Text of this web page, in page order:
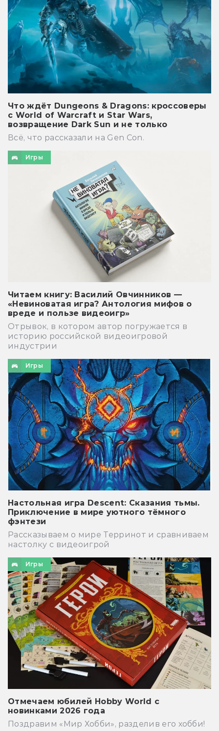
Что ждёт Dungeons & Dragons: кроссоверы
с World of Warcraft и Star Wars,
возвращение Dark Sun и не только
Всё, что рассказали на Gen Con.
Игры
Читаем книгу: Василий Овчинников —
«Невиноватая игра? Антология мифов о
вреде и пользе видеоигр»
Отрывок, в котором автор погружается в
историю российской видеоигровой
индустрии
Игры
Настольная игра Descent: Сказания тьмы.
Приключение в мире уютного тёмного
фэнтези
Рассказываем о мире Терринот и сравниваем
настолку с видеоигрой
Игры
Отмечаем юбилей Hobby World с
новинками 2026 года
Поздравим «Мир Хобби», разделив его хобби!